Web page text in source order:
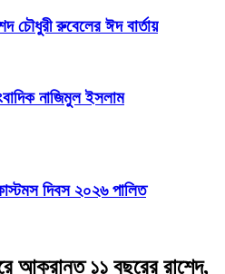
চৌধুরী রুবেলের ঈদ বার্তায়
নাজিমুল ইসলাম
দিবস ২০২৬ পালিত
আক্রান্ত ১১ বছরের রাশেদ,